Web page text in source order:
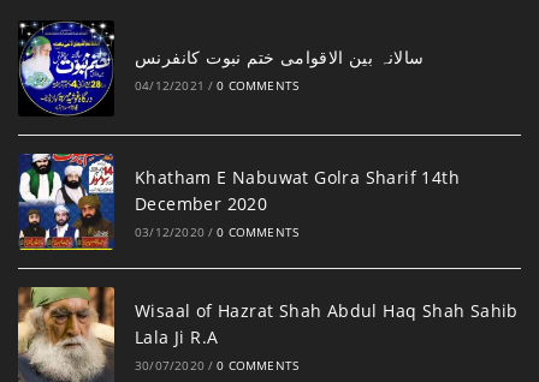
‎سالانہ بین الاقوامی ختم نبوت کانفرنس
04/12/2021 / 0 COMMENTS
Khatham E Nabuwat Golra Sharif 14th
December 2020
03/12/2020 / 0 COMMENTS
Wisaal of Hazrat Shah Abdul Haq Shah Sahib
Lala Ji R.A
30/07/2020 / 0 COMMENTS